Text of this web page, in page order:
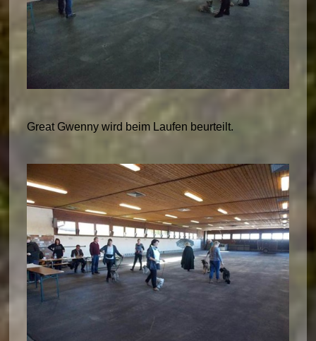
Great Gwenny wird beim Laufen beurteilt.